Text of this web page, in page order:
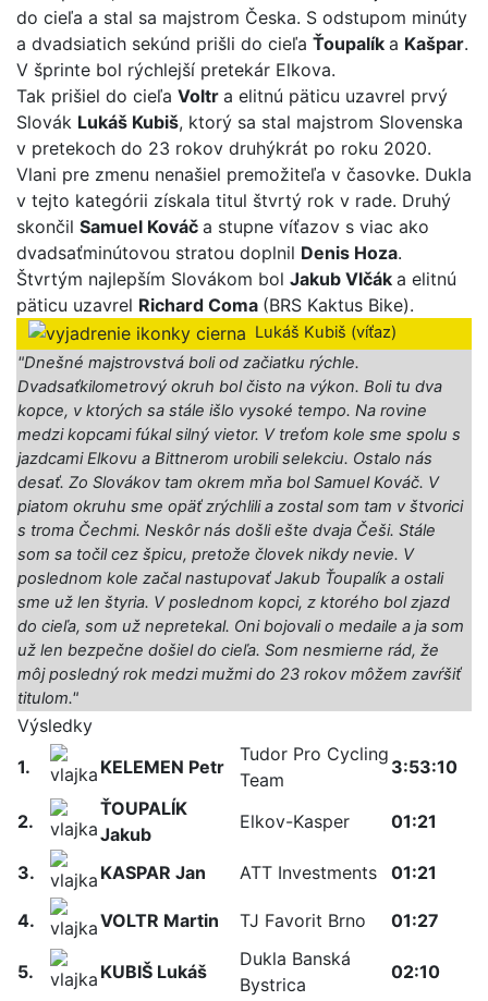
do cieľa a stal sa majstrom Česka. S odstupom minúty
a dvadsiatich sekúnd prišli do cieľa Ťoupalík a Kašpar.
V šprinte bol rýchlejší pretekár Elkova.
Tak prišiel do cieľa Voltr a elitnú päticu uzavrel prvý
Slovák Lukáš Kubiš, ktorý sa stal majstrom Slovenska
v pretekoch do 23 rokov druhýkrát po roku 2020.
Vlani pre zmenu nenašiel premožiteľa v časovke. Dukla
v tejto kategórii získala titul štvrtý rok v rade. Druhý
skončil Samuel Kováč a stupne víťazov s viac ako
dvadsaťminútovou stratou doplnil Denis Hoza.
Štvrtým najlepším Slovákom bol Jakub Vlčák a elitnú
päticu uzavrel Richard Coma (BRS Kaktus Bike).
Lukáš Kubiš (víťaz)
"Dnešné majstrovstvá boli od začiatku rýchle.
Dvadsaťkilometrový okruh bol čisto na výkon. Boli tu dva
kopce, v ktorých sa stále išlo vysoké tempo. Na rovine
medzi kopcami fúkal silný vietor. V treťom kole sme spolu s
jazdcami Elkovu a Bittnerom urobili selekciu. Ostalo nás
desať. Zo Slovákov tam okrem mňa bol Samuel Kováč. V
piatom okruhu sme opäť zrýchlili a zostal som tam v štvorici
s troma Čechmi. Neskôr nás došli ešte dvaja Češi. Stále
som sa točil cez špicu, pretože človek nikdy nevie. V
poslednom kole začal nastupovať Jakub Ťoupalík a ostali
sme už len štyria. V poslednom kopci, z ktorého bol zjazd
do cieľa, som už nepretekal. Oni bojovali o medaile a ja som
už len bezpečne došiel do cieľa. Som nesmierne rád, že
môj posledný rok medzi mužmi do 23 rokov môžem zavŕšiť
titulom."
Výsledky
1.
KELEMEN Petr
Tudor Pro Cycling
Team
3:53:10
2.
ŤOUPALÍK
Jakub
Elkov-Kasper 01:21
3. KASPAR Jan ATT Investments 01:21
4. VOLTR Martin TJ Favorit Brno 01:27
5. KUBIŠ Lukáš
Dukla Banská
Bystrica
02:10